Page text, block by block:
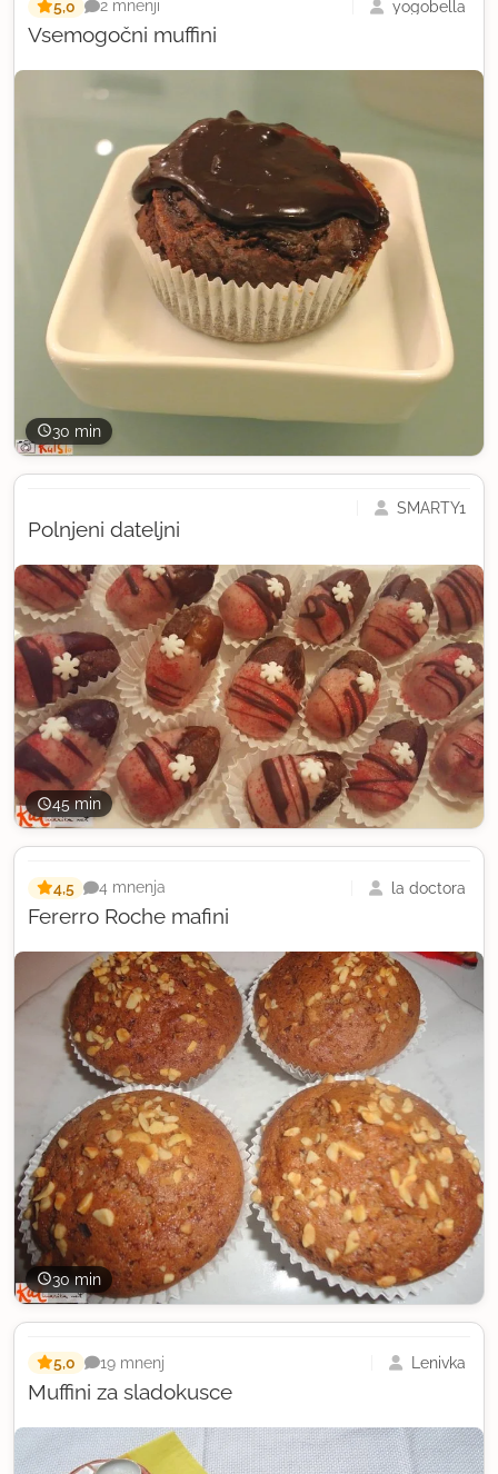
30 min
Vsemogočni muffini
5,0 2 mnenji yogobella
45 min
Polnjeni dateljni
SMARTY1
30 min
Fererro Roche mafini
4,5 4 mnenja la doctora
Muffini za sladokusce
5,0 19 mnenj Lenivka